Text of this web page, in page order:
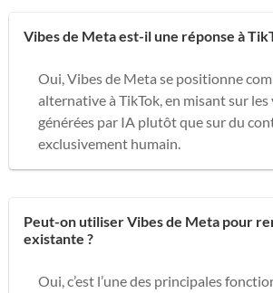
Vibes de Meta est-il une réponse à
Oui, Vibes de Meta se positionne
alternative à TikTok, en misant sur les
générées par IA plutôt que sur du
exclusivement humain.
Peut-on utiliser Vibes de Meta pour
existante ?
Oui, c’est l’une des principales